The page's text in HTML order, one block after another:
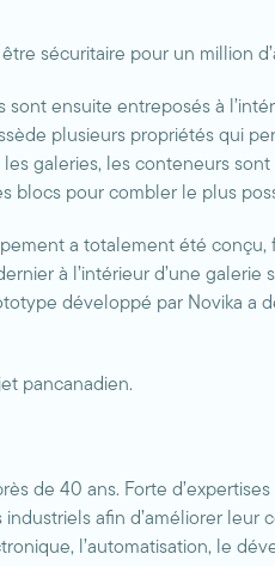
sécuritaire pour un million
ensuite entreposés à
plusieurs propriétés qui
galeries, les conteneurs sont
blocs pour combler le plus
a totalement été conçu,
à l’intérieur d’une galerie
développé par Novika a
pancanadien.
de 40 ans. Forte
afin d’améliorer leur
l’automatisation, le